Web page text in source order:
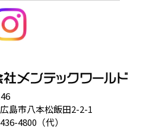
島市八本松飯田2-2-1
4800（代）